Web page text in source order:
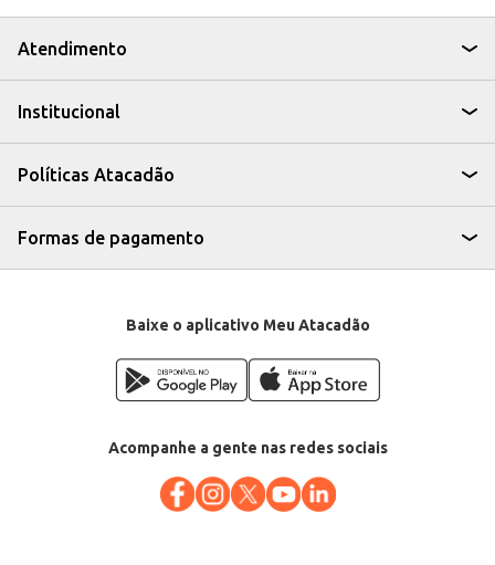
Atendimento
Institucional
Políticas Atacadão
Formas de pagamento
Baixe o aplicativo Meu Atacadão
Acompanhe a gente nas redes sociais